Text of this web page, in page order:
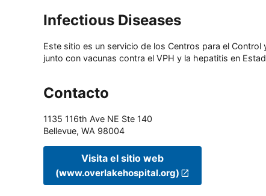
Infectious Diseases
Este sitio es un servicio de los Centros para el
junto con vacunas contra el VPH y la hepatitis en
Contacto
1135 116th Ave NE Ste 140
Bellevue, WA 98004
Visita el sitio web
(www.overlakehospital.org)